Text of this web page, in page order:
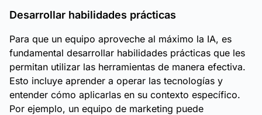
Desarrollar habilidades prácticas
Para que un equipo aproveche al máximo la IA, es
fundamental desarrollar habilidades prácticas que les
permitan utilizar las herramientas de manera efectiva.
Esto incluye aprender a operar las tecnologías y
entender cómo aplicarlas en su contexto específico.
Por ejemplo, un equipo de marketing puede